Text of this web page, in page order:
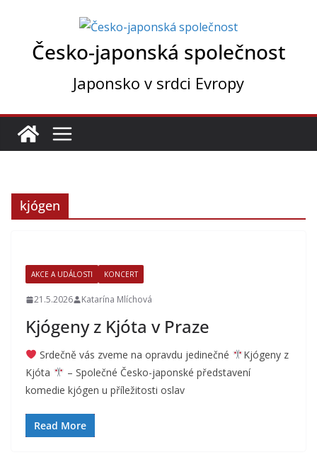
Česko-japonská společnost
Japonsko v srdci Evropy
kjógen
AKCE A UDÁLOSTI KONCERT
21.5.2026 Katarína Mlíchová
Kjógeny z Kjóta v Praze
Srdečně vás zveme na opravdu jedinečné
Kjógeny z
Kjóta
– Společné Česko-japonské představení
komedie kjógen u příležitosti oslav
Read More